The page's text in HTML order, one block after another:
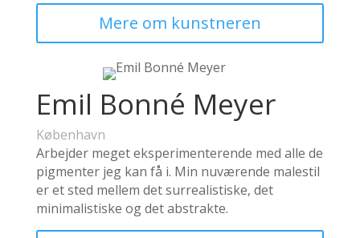
Mere om kunstneren
Emil Bonné Meyer
København
Arbejder meget eksperimenterende med alle de
pigmenter jeg kan få i. Min nuværende malestil
er et sted mellem det surrealistiske, det
minimalistiske og det abstrakte.